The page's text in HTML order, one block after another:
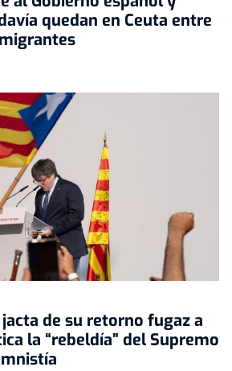
quedan en Ceuta entre
de su retorno fugaz a
la “rebeldía” del Supremo